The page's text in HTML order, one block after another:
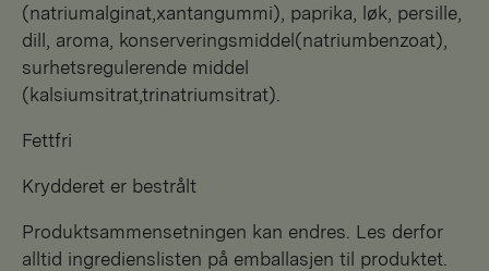
(natriumalginat,xantangummi), paprika, løk, persille,
dill, aroma, konserveringsmiddel(natriumbenzoat),
surhetsregulerende middel
(kalsiumsitrat,trinatriumsitrat).
Fettfri
Krydderet er bestrålt
Produktsammensetningen kan endres. Les derfor
alltid ingredienslisten på emballasjen til produktet.